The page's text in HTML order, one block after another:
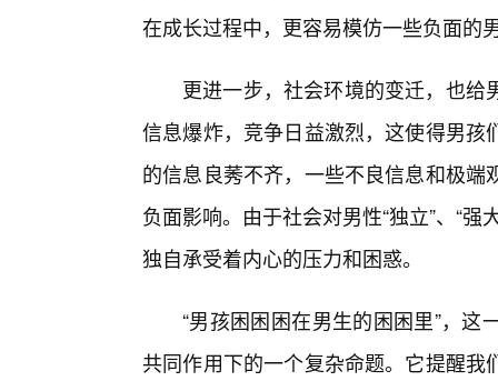
在成长过程中，更容易模仿一些负面的
更进一步，社会环境的变迁，也
信息爆炸，竞争日益激烈，这使得男
的信息良莠不齐，一些不良信息和极
负面影响。由于社会对男性“独立”、“
独自承受着内心的压力和困惑。
“男孩困困困在男生的困困里”，
共同作用下的一个复杂命题。它提醒